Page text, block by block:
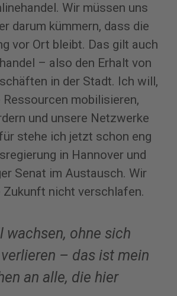
Wir müssen uns
darum kümmern, dass die
vor Ort bleibt. Das gilt auch
– also den Erhalt von
in der Stadt. Ich will,
mobilisieren,
und unsere Netzwerke
stehe ich jetzt schon eng
in Hannover und
Senat im Austausch. Wir
Zukunft nicht verschlafen.
wachsen, ohne sich
– das ist mein
an alle, die hier